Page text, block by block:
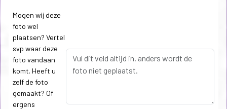
Mogen wij deze
foto wel
plaatsen? Vertel
svp waar deze
foto vandaan
komt. Heeft u
zelf de foto
gemaakt? Of
ergens